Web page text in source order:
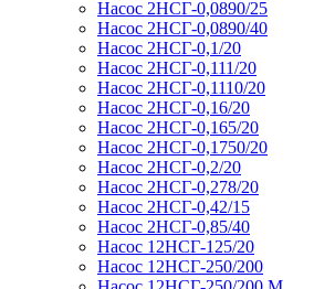
Насос 2НСГ-0,0890/25
Насос 2НСГ-0,0890/40
Насос 2НСГ-0,1/20
Насос 2НСГ-0,111/20
Насос 2НСГ-0,1110/20
Насос 2НСГ-0,16/20
Насос 2НСГ-0,165/20
Насос 2НСГ-0,1750/20
Насос 2НСГ-0,2/20
Насос 2НСГ-0,278/20
Насос 2НСГ-0,42/15
Насос 2НСГ-0,85/40
Насос 12НСГ-125/20
Насос 12НСГ-250/200